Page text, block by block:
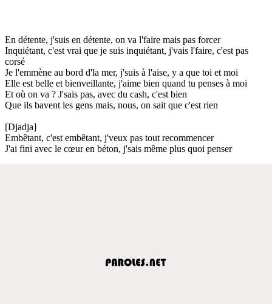
En détente, j'suis en détente, on va l'faire mais pas forcer
Inquiétant, c'est vrai que je suis inquiétant, j'vais l'faire, c'est pas
corsé
Je l'emmène au bord d'la mer, j'suis à l'aise, y a que toi et moi
Elle est belle et bienveillante, j'aime bien quand tu penses à moi
Et où on va ? J'sais pas, avec du cash, c'est bien
Que ils bavent les gens mais, nous, on sait que c'est rien
[Djadja]
Embêtant, c'est embêtant, j'veux pas tout recommencer
J'ai fini avec le cœur en béton, j'sais même plus quoi penser